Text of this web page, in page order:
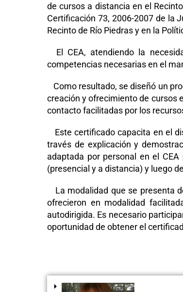
de cursos a distancia en el
Certificación 73, 2006-2007 de la
Recinto de Río Piedras y en la
El CEA, atendiendo la
competencias necesarias en el
Como resultado, se diseñó un
creación y ofrecimiento de cursos
contacto facilitadas por los
Este certificado capacita en el
través de explicación y
adaptada por personal en el
(presencial y a distancia) y luego
La modalidad que se presenta
ofrecieron en modalidad
autodirigida. Es necesario
oportunidad de obtener el